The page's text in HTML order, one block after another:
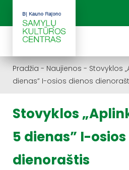
Pradžia - Naujienos - Stovyklos
dienas” I-osios dienos
Stovyklos
5 dienas” I-
dienoraštis